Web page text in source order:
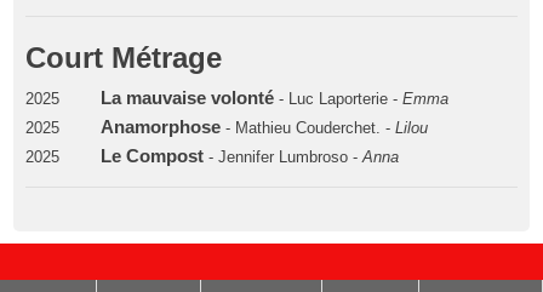
Court Métrage
2025 La mauvaise volonté- Luc Laporterie - Emma
2025
Anamorphose- Mathieu Couderchet. - Lilou
2025
Le Compost- Jennifer Lumbroso - Anna